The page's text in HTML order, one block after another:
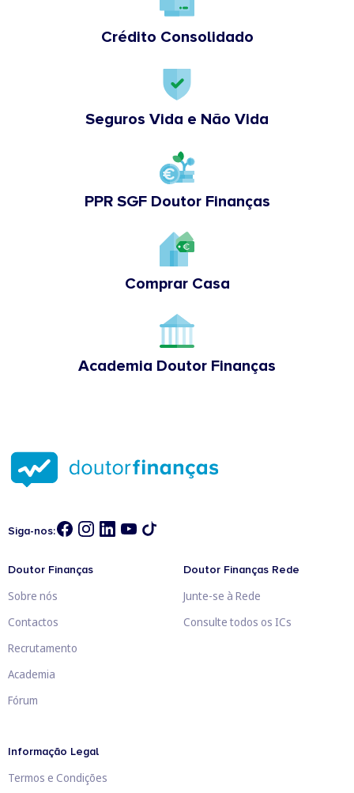
Crédito Consolidado
Seguros Vida e Não Vida
PPR SGF Doutor Finanças
Comprar Casa
Academia Doutor Finanças
Siga-nos:
Doutor Finanças
Sobre nós
Contactos
Recrutamento
Academia
Fórum
Doutor Finanças Rede
Junte-se à Rede
Consulte todos os ICs
Informação Legal
Termos e Condições